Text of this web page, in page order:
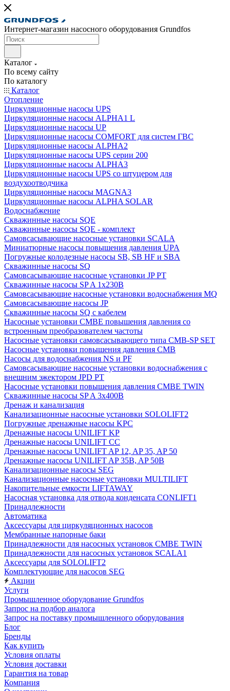
Интернет-магазин насосного оборудования Grundfos
Каталог
По всему сайту
По каталогу
Каталог
Отопление
Циркуляционные насосы UPS
Циркуляционные насосы ALPHA1 L
Циркуляционные насосы UP
Циркуляционные насосы COMFORT для систем ГВС
Циркуляционные насосы ALPHA2
Циркуляционные насосы UPS серии 200
Циркуляционные насосы ALPHA3
Циркуляционные насосы UPS со штуцером для
воздухоотводчика
Циркуляционные насосы MAGNA3
Циркуляционные насосы ALPHA SOLAR
Водоснабжение
Скважинные насосы SQE
Скважинные насосы SQE - комплект
Cамовсасывающие насосные установки SCALA
Миниатюрные насосы повышения давления UPA
Погружные колодезные насосы SB, SB HF и SBA
Скважинные насосы SQ
Самовсасывающие насосные установки JP PT
Скважинные насосы SP A 1x230В
Самовсасывающие насосные установки водоснабжения MQ
Самовсасывающие насосы JP
Скважинные насосы SQ с кабелем
Насосные установки CMBE повышения давления со
встроенным преобразователем частоты
Насосные установки самовсасывающего типа CMB-SP SET
Насосные установки повышения давления CMB
Насосы для водоснабжения NS и PF
Самовсасывающие насосные установки водоснабжения с
внешним эжектором JPD PT
Насосные установки повышения давления CMBE TWIN
Скважинные насосы SP A 3x400В
Дренаж и канализация
Канализационные насосные установки SOLOLIFT2
Погружные дренажные насосы KPC
Дренажные насосы UNILIFT KP
Дренажные насосы UNILIFT CC
Дренажные насосы UNILIFT AP 12, AP 35, AP 50
Дренажные насосы UNILIFT AP 35B, AP 50B
Канализационные насосы SEG
Канализационные насосные установки MULTILIFT
Накопительные емкости LIFTAWAY
Насосная установка для отвода конденсата CONLIFT1
Принадлежности
Автоматика
Аксессуары для циркуляционных насосов
Мембранные напорные баки
Принадлежности для насосных установок CMBE TWIN
Принадлежности для насосных установок SCALA1
Аксессуары для SOLOLIFT2
Комплектующие для насосов SEG
Акции
Услуги
Промышленное оборудование Grundfos
Запрос на подбор аналога
Запрос на поставку промышленного оборудования
Блог
Бренды
Как купить
Условия оплаты
Условия доставки
Гарантия на товар
Компания